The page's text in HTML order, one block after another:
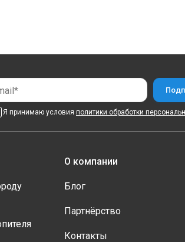
Я принимаю условия политики обработки
О компании
Блог
Партнёрство
Контакты